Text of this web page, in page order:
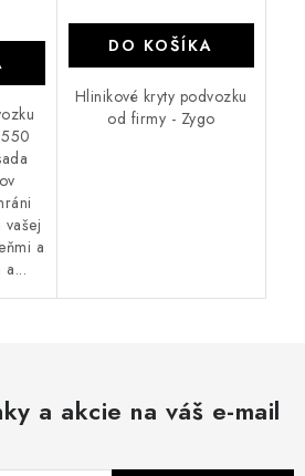
a
DO KOŠÍKA
Hlinikové kryty podvozku
od firmy - Zygo
a akcie na váš e-mail